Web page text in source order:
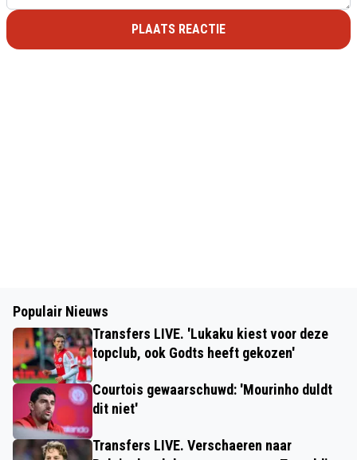
PLAATS REACTIE
Populair Nieuws
Transfers LIVE. 'Lukaku kiest voor deze
topclub, ook Godts heeft gekozen'
Courtois gewaarschuwd: 'Mourinho duldt
dit niet'
Transfers LIVE. Verschaeren naar